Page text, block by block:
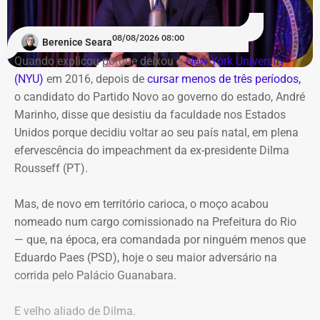
‘Agora faça esse vídeo chegar em
Laje do Muriaé’
O candidato termina o vídeo com um pedido aos
seguidores: “Agora faça esse vídeo chegar em Laje do
Muriaé”.
A estratégia coloca o pequeno município do Noroeste
Fluminense no centro de uma provocação eleitoral
incomum: ao invés de prometer levar recursos ou
simplesmente deixe de existir.
a Casa Savana, na Rua Camerino, 162, Centro. A
programação gratuita reúne shows, feira de
empreendedorismo, lançamentos de livros e debates
sobre carnaval e memória
O destaque musical fica por conta das apresentações de
Marina Iris e do tradicional grupo Terreiro de Crioulo, além
de homenagens emocionantes a Teresa Cristina, Milton
Manhães e ao mestre Candeia. A entrada é franca e com
classificação livre.
Berenice Seara08/08/2026 08:00
Quando explicou porque deixou aNew York University
(NYU) em 2016, depois de cursar menos de três períodos,
o candidato do Partido Novo ao governo do estado, André
Marinho, disse que desistiu da faculdade nos Estados
Unidos porque decidiu voltar ao seu país natal, em plena
efervescência do impeachment da ex-presidente Dilma
Rousseff (PT).
Mas, de novo em território carioca, o moço acabou
nomeado num cargo comissionado na Prefeitura do Rio
— que, na época, era comandada por ninguém menos que
Eduardo Paes (PSD), hoje o seu maior adversário na
corrida pelo Palácio Guanabara.
E velho aliado de Dilma.